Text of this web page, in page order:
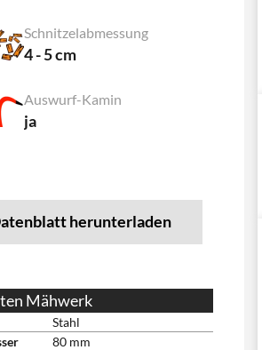
Schnitzelabmessung
4 - 5 cm
Auswurf-Kamin
ja
herunterladen
Mähwerk
Stahl
80 mm